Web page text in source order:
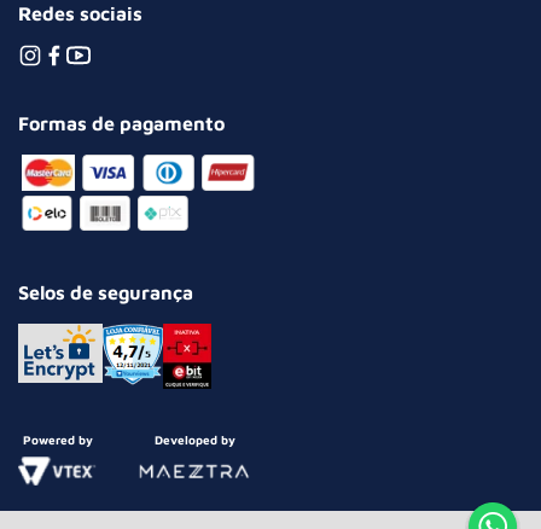
Redes sociais
Formas de pagamento
Selos de segurança
Powered by Developed by